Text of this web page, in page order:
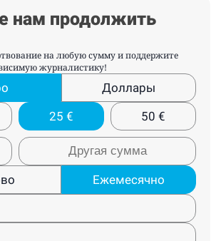
нам продолжить
на любую сумму и поддержите
журналистику!
Доллары
25 € 50 €
Ежемесячно